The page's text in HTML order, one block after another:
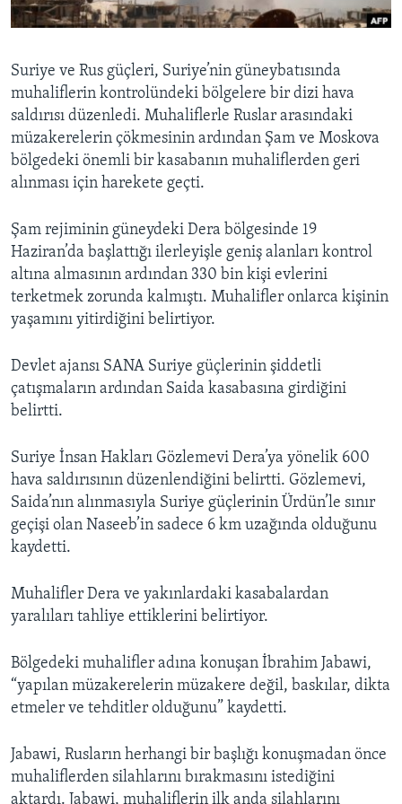
HAYATTAN
BIZI TAKIP EDIN
Diller
Suriye ve Rus güçleri, Suriye’nin güneybatısında
muhaliflerin kontrolündeki bölgelere bir dizi hava
saldırısı düzenledi. Muhaliflerle Ruslar arasındaki
müzakerelerin çökmesinin ardından Şam ve Moskova
bölgedeki önemli bir kasabanın muhaliflerden geri
alınması için harekete geçti.
Şam rejiminin güneydeki Dera bölgesinde 19
Haziran’da başlattığı ilerleyişle geniş alanları kontrol
altına almasının ardından 330 bin kişi evlerini
terketmek zorunda kalmıştı. Muhalifler onlarca kişinin
yaşamını yitirdiğini belirtiyor.
Devlet ajansı SANA Suriye güçlerinin şiddetli
çatışmaların ardından Saida kasabasına girdiğini
belirtti.
Suriye İnsan Hakları Gözlemevi Dera’ya yönelik 600
hava saldırısının düzenlendiğini belirtti. Gözlemevi,
Saida’nın alınmasıyla Suriye güçlerinin Ürdün’le sınır
geçişi olan Naseeb’in sadece 6 km uzağında olduğunu
kaydetti.
Muhalifler Dera ve yakınlardaki kasabalardan
yaralıları tahliye ettiklerini belirtiyor.
Bölgedeki muhalifler adına konuşan İbrahim Jabawi,
“yapılan müzakerelerin müzakere değil, baskılar, dikta
etmeler ve tehditler olduğunu” kaydetti.
Jabawi, Rusların herhangi bir başlığı konuşmadan önce
muhaliflerden silahlarını bırakmasını istediğini
aktardı. Jabawi, muhaliflerin ilk anda silahlarını